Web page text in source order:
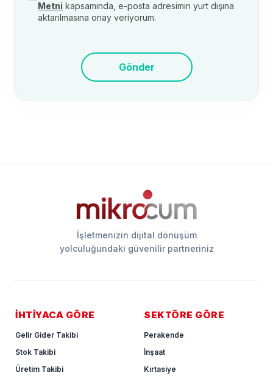
Metni kapsamında, e-posta adresimin yurt dışına
aktarılmasına onay veriyorum.
Gönder
İşletmenizin dijital dönüşüm
yolculuğundaki güvenilir partneriniz
İHTİYACA GÖRE
Gelir Gider Takibi
Stok Takibi
Üretim Takibi
SEKTÖRE GÖRE
Perakende
İnşaat
Kırtasiye